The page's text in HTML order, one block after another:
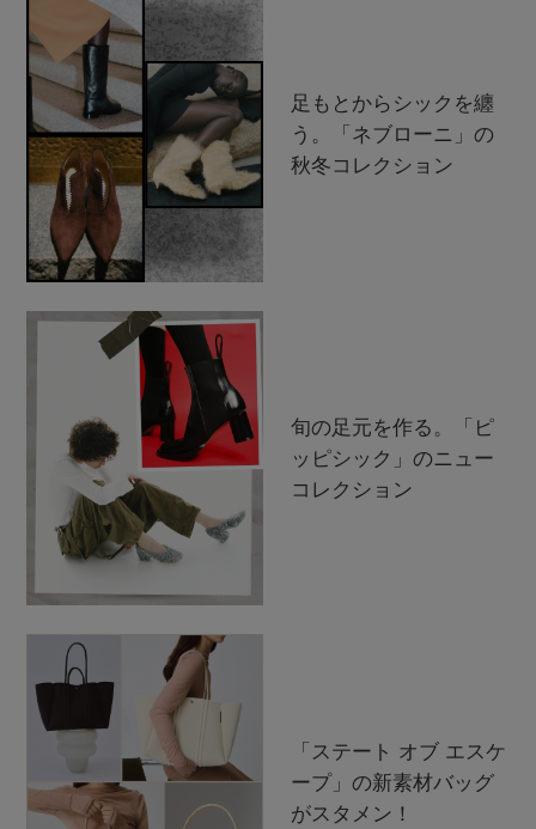
足もとからシックを纏
う。「ネブローニ」の
秋冬コレクション
旬の足元を作る。「ピ
ッピシック」のニュー
コレクション
「ステート オブ エスケ
ープ」の新素材バッグ
がスタメン！